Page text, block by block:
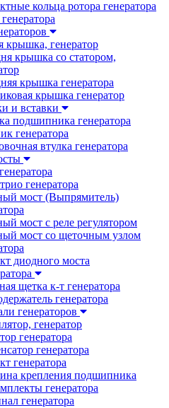
кольца ротора генератора
крышка, генератор
крышка со статором,
крышка генератора
крышка генератор
и вставки
подшипника генератора
генератора
втулка генератора
генератора
мост (Выпрямитель)
мост с реле регулятором
мост со щеточным узлом
диодного моста
щетка к-т генератора
генератора
генераторов
генератор
генератора
генератора
генератора
крепления подшипника
генератора
генератора